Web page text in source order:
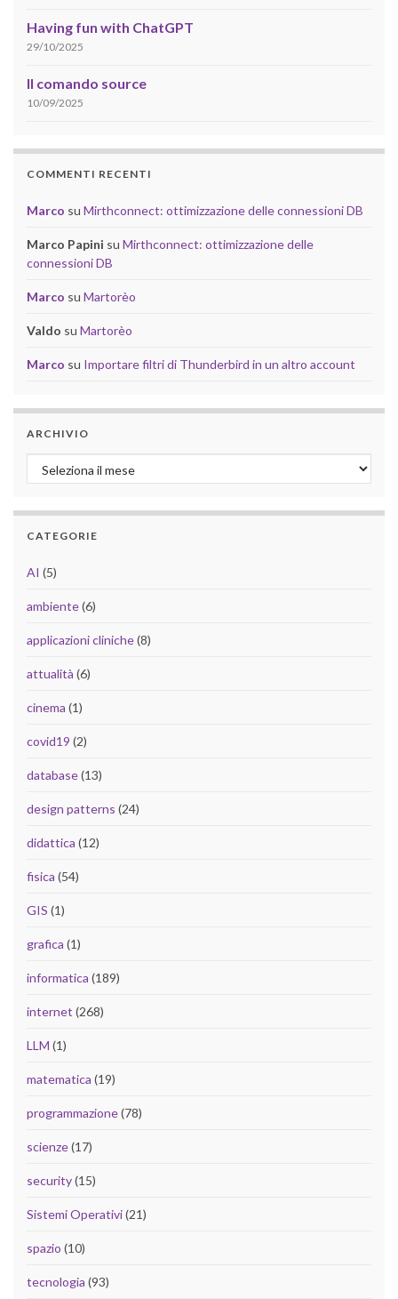
Having fun with ChatGPT
29/10/2025
Il comando source
10/09/2025
COMMENTI RECENTI
Marco su Mirthconnect: ottimizzazione delle connessioni DB
Marco Papini su Mirthconnect: ottimizzazione delle
connessioni DB
Marco su Martorèo
Valdo su Martorèo
Marco su Importare filtri di Thunderbird in un altro account
ARCHIVIO
Archivio
CATEGORIE
AI (5)
ambiente(6)
applicazioni cliniche(8)
attualità (6)
cinema (1)
covid19 (2)
database(13)
design patterns (24)
didattica (12)
fisica (54)
GIS (1)
grafica (1)
informatica (189)
internet (268)
LLM (1)
matematica (19)
programmazione(78)
scienze(17)
security(15)
Sistemi Operativi(21)
spazio (10)
tecnologia (93)